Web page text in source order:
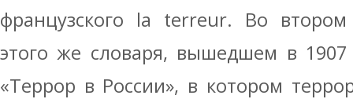
французского la terreur. Во
этого же словаря, вышедшем в 1907
«Террор в России», в котором